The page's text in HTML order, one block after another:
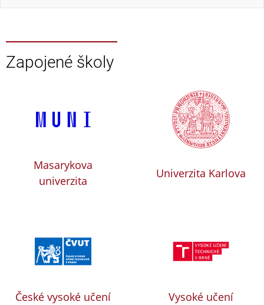
Zapojené školy
Masarykova
univerzita
Univerzita Karlova
České vysoké učení
Vysoké učení